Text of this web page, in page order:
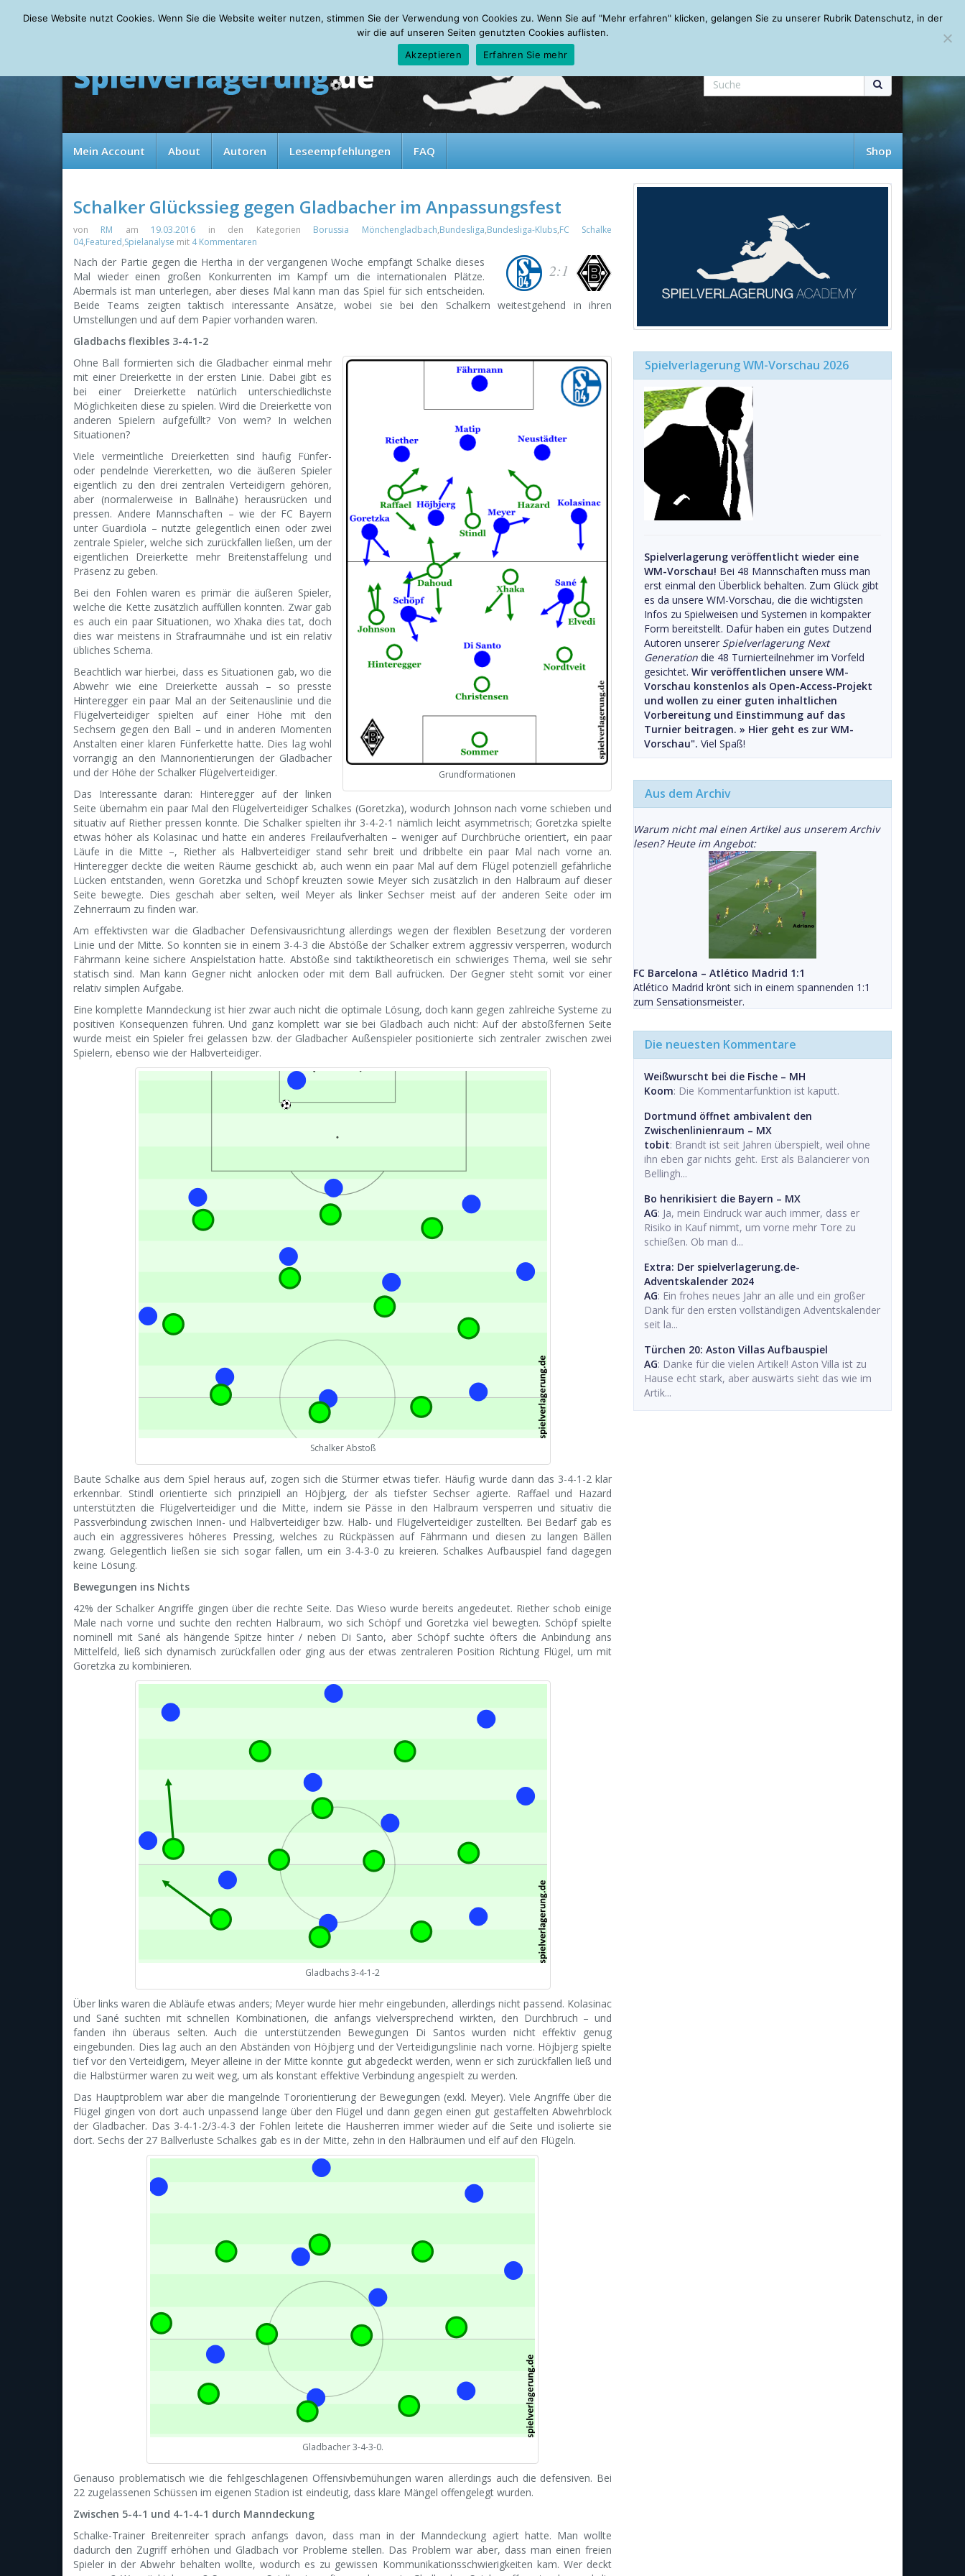
Friday, 07.08.2026 Mein Account About Autoren Leseempfehlungen FAQ
Mein Account About Autoren Leseempfehlungen FAQ Shop
Schalker Glückssieg gegen Gladbacher im Anpassungsfest
von RM am 19.03.2016 in den Kategorien Borussia Mönchengladbach,Bundesliga,Bundesliga-Klubs,FC Schalke
04,Featured,Spielanalyse mit 4 Kommentaren
2:1
Nach der Partie gegen die Hertha in der vergangenen Woche empfängt Schalke dieses
Mal wieder einen großen Konkurrenten im Kampf um die internationalen Plätze.
Abermals ist man unterlegen, aber dieses Mal kann man das Spiel für sich entscheiden.
Beide Teams zeigten taktisch interessante Ansätze, wobei sie bei den Schalkern weitestgehend in ihren
Umstellungen und auf dem Papier vorhanden waren.
Gladbachs flexibles 3-4-1-2
Grundformationen
Ohne Ball formierten sich die Gladbacher einmal mehr
mit einer Dreierkette in der ersten Linie. Dabei gibt es
bei einer Dreierkette natürlich unterschiedlichste
Möglichkeiten diese zu spielen. Wird die Dreierkette von
anderen Spielern aufgefüllt? Von wem? In welchen
Situationen?
Viele vermeintliche Dreierketten sind häufig Fünfer-
oder pendelnde Viererketten, wo die äußeren Spieler
eigentlich zu den drei zentralen Verteidigern gehören,
aber (normalerweise in Ballnähe) herausrücken und
pressen. Andere Mannschaften – wie der FC Bayern
unter Guardiola – nutzte gelegentlich einen oder zwei
zentrale Spieler, welche sich zurückfallen ließen, um der
eigentlichen Dreierkette mehr Breitenstaffelung und
Präsenz zu geben.
Bei den Fohlen waren es primär die äußeren Spieler,
welche die Kette zusätzlich auffüllen konnten. Zwar gab
es auch ein paar Situationen, wo Xhaka dies tat, doch
dies war meistens in Strafraumnähe und ist ein relativ
übliches Schema.
Beachtlich war hierbei, dass es Situationen gab, wo die
Abwehr wie eine Dreierkette aussah – so presste
Hinteregger ein paar Mal an der Seitenauslinie und die
Flügelverteidiger spielten auf einer Höhe mit den
Sechsern gegen den Ball – und in anderen Momenten
Anstalten einer klaren Fünferkette hatte. Dies lag wohl
vorrangig an den Mannorientierungen der Gladbacher
und der Höhe der Schalker Flügelverteidiger.
Das Interessante daran: Hinteregger auf der linken
Seite übernahm ein paar Mal den Flügelverteidiger Schalkes (Goretzka), wodurch Johnson nach vorne schieben und
situativ auf Riether pressen konnte. Die Schalker spielten ihr 3-4-2-1 nämlich leicht asymmetrisch; Goretzka spielte
etwas höher als Kolasinac und hatte ein anderes Freilaufverhalten – weniger auf Durchbrüche orientiert, ein paar
Läufe in die Mitte –, Riether als Halbverteidiger stand sehr breit und dribbelte ein paar Mal nach vorne an.
Hinteregger deckte die weiten Räume geschickt ab, auch wenn ein paar Mal auf dem Flügel potenziell gefährliche
Lücken entstanden, wenn Goretzka und Schöpf kreuzten sowie Meyer sich zusätzlich in den Halbraum auf dieser
Seite bewegte. Dies geschah aber selten, weil Meyer als linker Sechser meist auf der anderen Seite oder im
Zehnerraum zu finden war.
Am effektivsten war die Gladbacher Defensivausrichtung allerdings wegen der flexiblen Besetzung der vorderen
Linie und der Mitte. So konnten sie in einem 3-4-3 die Abstöße der Schalker extrem aggressiv versperren, wodurch
Fährmann keine sichere Anspielstation hatte. Abstöße sind taktiktheoretisch ein schwieriges Thema, weil sie sehr
statisch sind. Man kann Gegner nicht anlocken oder mit dem Ball aufrücken. Der Gegner steht somit vor einer
relativ simplen Aufgabe.
Eine komplette Manndeckung ist hier zwar auch nicht die optimale Lösung, doch kann gegen zahlreiche Systeme zu
positiven Konsequenzen führen. Und ganz komplett war sie bei Gladbach auch nicht: Auf der abstoßfernen Seite
wurde meist ein Spieler frei gelassen bzw. der Gladbacher Außenspieler positionierte sich zentraler zwischen zwei
Spielern, ebenso wie der Halbverteidiger.
Schalker Abstoß
Baute Schalke aus dem Spiel heraus auf, zogen sich die Stürmer etwas tiefer. Häufig wurde dann das 3-4-1-2 klar
erkennbar. Stindl orientierte sich prinzipiell an Höjbjerg, der als tiefster Sechser agierte. Raffael und Hazard
unterstützten die Flügelverteidiger und die Mitte, indem sie Pässe in den Halbraum versperren und situativ die
Passverbindung zwischen Innen- und Halbverteidiger bzw. Halb- und Flügelverteidiger zustellten. Bei Bedarf gab es
auch ein aggressiveres höheres Pressing, welches zu Rückpässen auf Fährmann und diesen zu langen Bällen
zwang. Gelegentlich ließen sie sich sogar fallen, um ein 3-4-3-0 zu kreieren. Schalkes Aufbauspiel fand dagegen
keine Lösung.
Bewegungen ins Nichts
42% der Schalker Angriffe gingen über die rechte Seite. Das Wieso wurde bereits angedeutet. Riether schob einige
Male nach vorne und suchte den rechten Halbraum, wo sich Schöpf und Goretzka viel bewegten. Schöpf spielte
nominell mit Sané als hängende Spitze hinter / neben Di Santo, aber Schöpf suchte öfters die Anbindung ans
Mittelfeld, ließ sich dynamisch zurückfallen oder ging aus der etwas zentraleren Position Richtung Flügel, um mit
Goretzka zu kombinieren.
Gladbachs 3-4-1-2
Über links waren die Abläufe etwas anders; Meyer wurde hier mehr eingebunden, allerdings nicht passend. Kolasinac
und Sané suchten mit schnellen Kombinationen, die anfangs vielversprechend wirkten, den Durchbruch – und
fanden ihn überaus selten. Auch die unterstützenden Bewegungen Di Santos wurden nicht effektiv genug
eingebunden. Dies lag auch an den Abständen von Höjbjerg und der Verteidigungslinie nach vorne. Höjbjerg spielte
tief vor den Verteidigern, Meyer alleine in der Mitte konnte gut abgedeckt werden, wenn er sich zurückfallen ließ und
die Halbstürmer waren zu weit weg, um als konstant effektive Verbindung angespielt zu werden.
Das Hauptproblem war aber die mangelnde Tororientierung der Bewegungen (exkl. Meyer). Viele Angriffe über die
Flügel gingen von dort auch unpassend lange über den Flügel und dann gegen einen gut gestaffelten Abwehrblock
der Gladbacher. Das 3-4-1-2/3-4-3 der Fohlen leitete die Hausherren immer wieder auf die Seite und isolierte sie
dort. Sechs der 27 Ballverluste Schalkes gab es in der Mitte, zehn in den Halbräumen und elf auf den Flügeln.
Gladbacher 3-4-3-0.
Genauso problematisch wie die fehlgeschlagenen Offensivbemühungen waren allerdings auch die defensiven. Bei
22 zugelassenen Schüssen im eigenen Stadion ist eindeutig, dass klare Mängel offengelegt wurden.
Zwischen 5-4-1 und 4-1-4-1 durch Manndeckung
Schalke-Trainer Breitenreiter sprach anfangs davon, dass man in der Manndeckung agiert hatte. Man wollte
dadurch den Zugriff erhöhen und Gladbach vor Probleme stellen. Das Problem war aber, dass man einen freien
Spieler in der Abwehr behalten wollte, wodurch es zu gewissen Kommunikationsschwierigkeiten kam. Wer deckt
Spielverlagerung WM-Vorschau 2026
Spielverlagerung veröffentlicht wieder eine
WM-Vorschau! Bei 48 Mannschaften muss man
erst einmal den Überblick behalten. Zum Glück gibt
es da unsere WM-Vorschau, die die wichtigsten
Infos zu Spielweisen und Systemen in kompakter
Form bereitstellt. Dafür haben ein gutes Dutzend
Autoren unserer Spielverlagerung Next
Generation die 48 Turnierteilnehmer im Vorfeld
gesichtet. Wir veröffentlichen unsere WM-
Vorschau konstenlos als Open-Access-Projekt
und wollen zu einer guten inhaltlichen
Vorbereitung und Einstimmung auf das
Turnier beitragen. » Hier geht es zur WM-
Vorschau". Viel Spaß!
Aus dem Archiv
Warum nicht mal einen Artikel aus unserem Archiv
lesen? Heute im Angebot:
FC Barcelona – Atlético Madrid 1:1
Atlético Madrid krönt sich in einem spannenden 1:1
zum Sensationsmeister.
Die neuesten Kommentare
Weißwurscht bei die Fische – MH
Koom: Die Kommentarfunktion ist kaputt.
Dortmund öffnet ambivalent den
Zwischenlinienraum – MX
tobit: Brandt ist seit Jahren überspielt, weil ohne
ihn eben gar nichts geht. Erst als Balancierer von
Bellingh...
Bo henrikisiert die Bayern – MX
AG: Ja, mein Eindruck war auch immer, dass er
Risiko in Kauf nimmt, um vorne mehr Tore zu
schießen. Ob man d...
Extra: Der spielverlagerung.de-
Adventskalender 2024
AG: Ein frohes neues Jahr an alle und ein großer
Dank für den ersten vollständigen Adventskalender
seit la...
Türchen 20: Aston Villas Aufbauspiel
AG: Danke für die vielen Artikel! Aston Villa ist zu
Hause echt stark, aber auswärts sieht das wie im
Artik...
Diese Website nutzt Cookies. Wenn Sie die Website weiter nutzen, stimmen Sie der Verwendung von Cookies zu. Wenn Sie auf "Mehr erfahren" klicken, gelangen Sie zu unserer Rubrik Datenschutz, in der
wir die auf unseren Seiten genutzten Cookies auflisten.
Akzeptieren
Erfahren Sie mehr